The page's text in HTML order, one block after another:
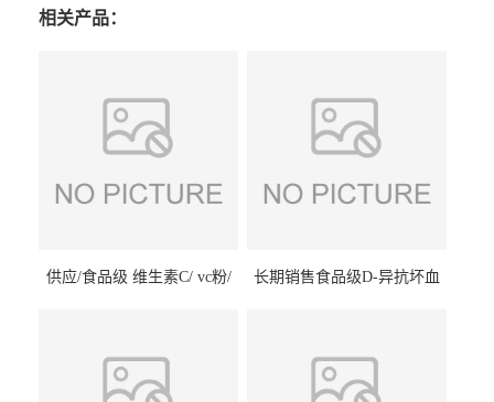
相关产品：
供应/食品级 维生素C/ vc粉/
长期销售食品级D-异抗坏血